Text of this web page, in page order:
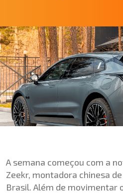
A semana começou com a
Zeekr, montadora chinesa
Brasil. Além de movimentar